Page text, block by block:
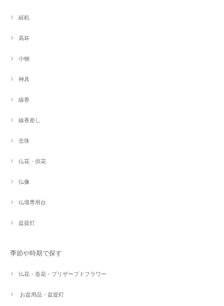
経机
高坏
小物
神具
線香
線香差し
念珠
仏花・供花
仏像
仏壇専用台
盆提灯
季節や時期で探す
仏花・造花・プリザーブドフラワー
お盆用品・盆提灯